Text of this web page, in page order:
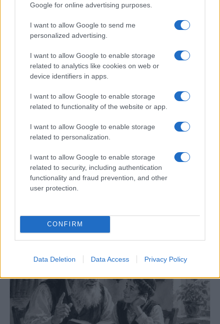
Google for online advertising purposes.
I want to allow Google to send me
personalized advertising.
I want to allow Google to enable storage
related to analytics like cookies on web or
device identifiers in apps.
I want to allow Google to enable storage
related to functionality of the website or app.
I want to allow Google to enable storage
related to personalization.
I want to allow Google to enable storage
related to security, including authentication
functionality and fraud prevention, and other
user protection.
CONFIRM
Data Deletion Data Access Privacy Policy
Megjelent az 5787. évi falinaptár, töltse le!